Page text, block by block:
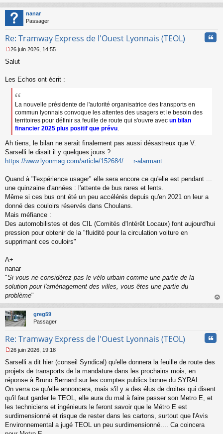
au
nanar
Passager
Re: Tramway Express de l'Ouest Lyonnais (TEOL)
e
s
u
26 juin 2026, 14:55
Salut
Les Echos ont écrit :
La nouvelle présidente de l'autorité organisatrice des transports en
commun lyonnais convoque les attentes des usagers et le besoin des
territoires pour définir sa feuille de route qui s'ouvre avec un bilan
financier 2025 plus positif que prévu.
Ah tiens, le bilan ne serait finalement pas aussi désastreux que V.
Sarselli le disait il y quelques jours ?
https://www.lyonmag.com/article/152684/ ... r-alarmant
Quand à "l'expérience usager" elle sera encore ce qu'elle est pendant ...
une quinzaine d'années : l'attente de bus rares et lents.
Même si ces bus ont été un peu accélérés depuis qu'en 2021 on leur a
donné des couloirs réservés dans Choulans.
Mais méfiance :
Des automobilistes et des CIL (Comités d'Intérêt Locaux) font aujourd'hui
pression pour obtenir de la "fluidité pour la circulation voiture en
supprimant ces couloirs"
A+
nanar
"Si vous ne considérez pas le vélo urbain comme une partie de la
solution pour l'aménagement des villes, vous êtes une partie du
problème"
au
greg59
Passager
Re: Tramway Express de l'Ouest Lyonnais (TEOL)
e
s
s
a
g
e
n
o
n
26 juin 2026, 19:18
Sarselli a dit hier (conseil Syndical) qu'elle donnera la feuille de route des
projets de transports de la mandature dans les prochains mois, en
réponse à Bruno Bernard sur les comptes publics bonne du SYRAL.
On verra ce qu'elle annoncera, mais s'il y a des élus de droites qui disent
qu'il faut garder le TEOL, elle aura du mal à faire passer son Metro E, et
les techniciens et ingénieurs le feront savoir que le Métro E est
surdimensionné et risque de rester dans les cartons, surtout que l'Avis
Environnemental a jugé TEOL un peu surdimensionné.... Ca coincera